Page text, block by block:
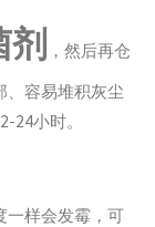
剂 ，然后再仓
、容易堆积灰尘
24小时。
一样会发霉，可